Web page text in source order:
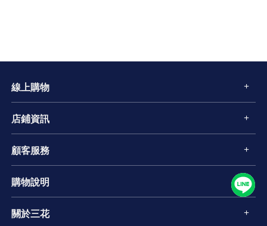
線上購物
店鋪資訊
顧客服務
購物說明
關於三花